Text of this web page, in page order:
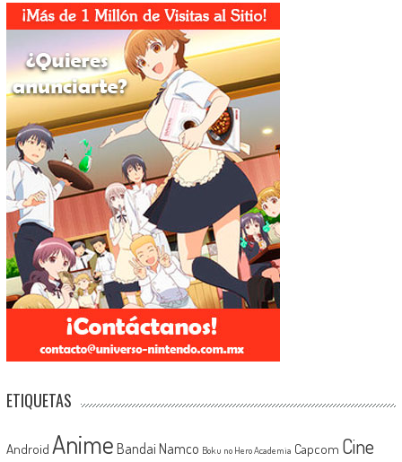
ETIQUETAS
Android Anime Bandai Namco Boku no Hero Academia Capcom Cine